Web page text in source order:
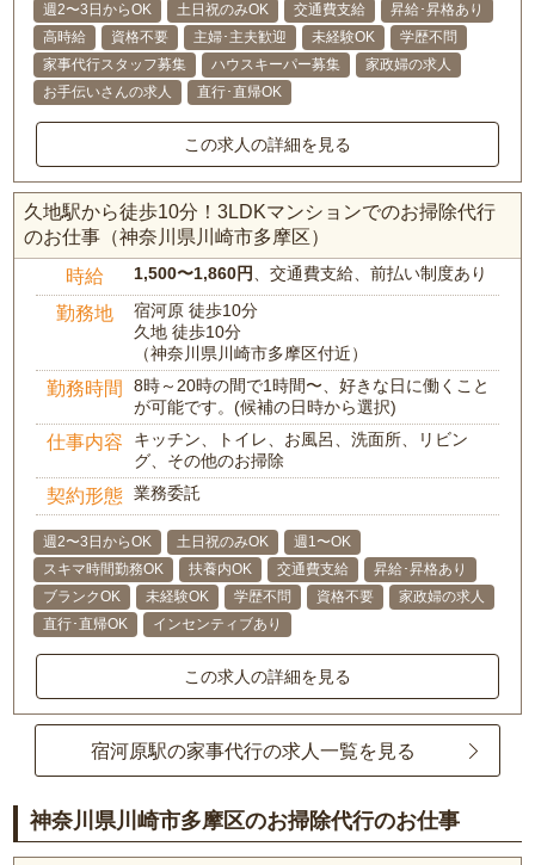
週2〜3日からOK 土日祝のみOK 交通費支給
昇給･昇格あり
高時給
資格不要 主婦･主夫歓迎 未経験OK
学歴不問
家事代行スタッフ募集
ハウスキーパー募集
家政婦の求人
お手伝いさんの求人
直行･直帰OK
この求人の詳細を見る
久地駅から徒歩10分！3LDKマンションでのお掃除代行
のお仕事（神奈川県川崎市多摩区）
時給 1,500〜1,860円、交通費支給、前払い制度あり
勤務地
宿河原 徒歩10分
久地 徒歩10分
（神奈川県川崎市多摩区付近）
勤務時間
8時～20時の間で1時間〜、好きな日に働くこと
が可能です。(候補の日時から選択)
仕事内容
キッチン、トイレ、お風呂、洗面所、リビン
グ、その他のお掃除
契約形態 業務委託
週2〜3日からOK 土日祝のみOK
週1〜OK
スキマ時間勤務OK
扶養内OK 交通費支給
昇給･昇格あり
ブランクOK
未経験OK 学歴不問 資格不要
家政婦の求人
直行･直帰OK
インセンティブあり
この求人の詳細を見る
宿河原駅の家事代行の求人一覧を見る
神奈川県川崎市多摩区のお掃除代行のお仕事